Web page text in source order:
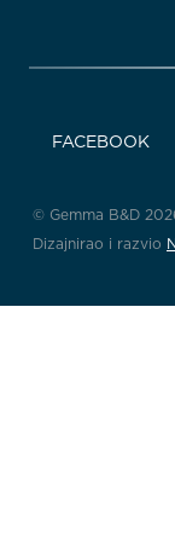
FACEBOOK
© Gemma B&D
Dizajnirao i razvio